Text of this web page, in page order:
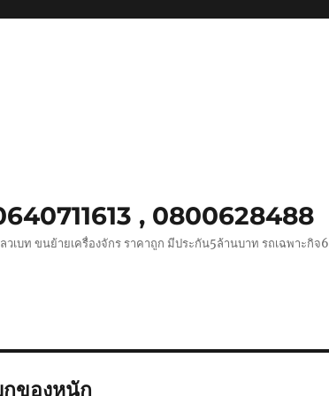
, 0800628488
วเบท ขนย้ายเครื่องจักร ราคาถูก มีประกัน5ล้านบาท รถเฉพาะกิจ
กของหนัก